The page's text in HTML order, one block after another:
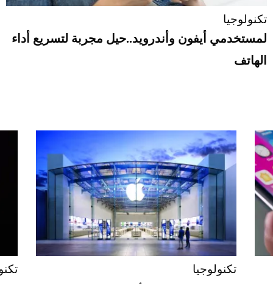
تكنولوجيا
لمستخدمي أيفون وأندرويد..حيل مجربة لتسريع أداء
الهاتف
تكنولوجيا